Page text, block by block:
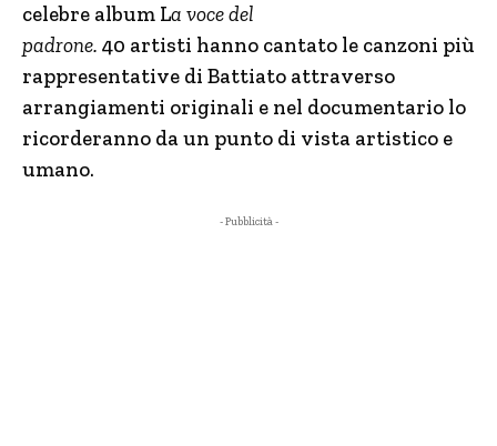
celebre album La voce del
padrone. 40 artisti hanno cantato le canzoni più
rappresentative di Battiato attraverso
arrangiamenti originali e nel documentario lo
ricorderanno da un punto di vista artistico e
umano.
- Pubblicità -